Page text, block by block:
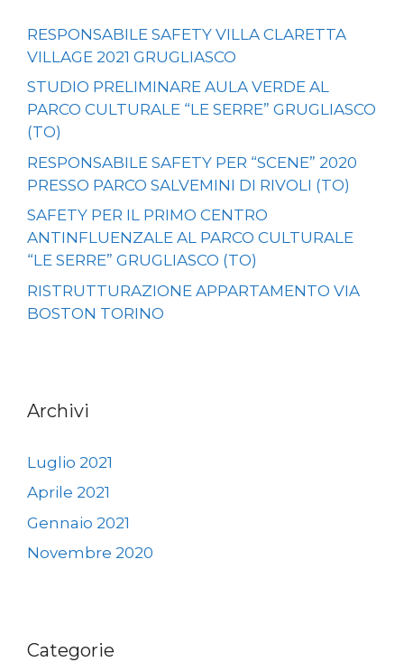
RESPONSABILE SAFETY VILLA CLARETTA
VILLAGE 2021 GRUGLIASCO
STUDIO PRELIMINARE AULA VERDE AL
PARCO CULTURALE “LE SERRE” GRUGLIASCO
(TO)
RESPONSABILE SAFETY PER “SCENE” 2020
PRESSO PARCO SALVEMINI DI RIVOLI (TO)
SAFETY PER IL PRIMO CENTRO
ANTINFLUENZALE AL PARCO CULTURALE
“LE SERRE” GRUGLIASCO (TO)
RISTRUTTURAZIONE APPARTAMENTO VIA
BOSTON TORINO
Archivi
Luglio 2021
Aprile 2021
Gennaio 2021
Novembre 2020
Categorie